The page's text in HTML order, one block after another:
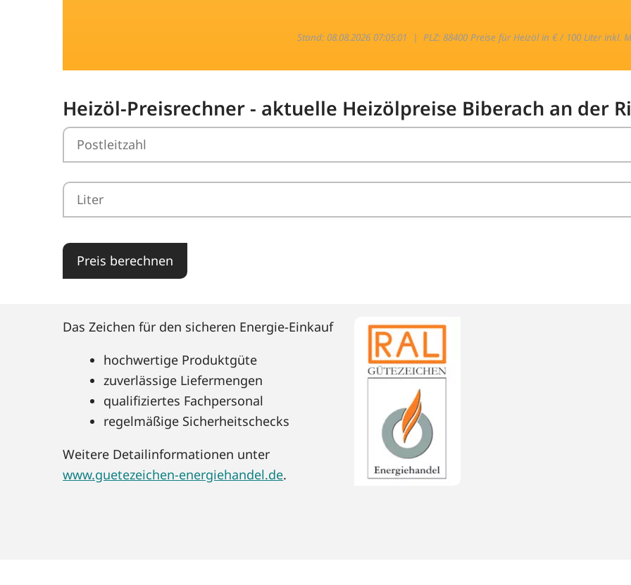
Stand: 08.08.2026 07:05:01 |PLZ: 88400 Preise für Heizöl in € / 100 Liter inkl.
Heizöl-Preisrechner - aktuelle Heizölpreise Biberach an der
Preis berechnen
Das Zeichen für den sicheren Energie-Einkauf
hochwertige Produktgüte
zuverlässige Liefermengen
qualifiziertes Fachpersonal
regelmäßige Sicherheitschecks
Weitere Detailinformationen unter
www.guetezeichen-energiehandel.de.